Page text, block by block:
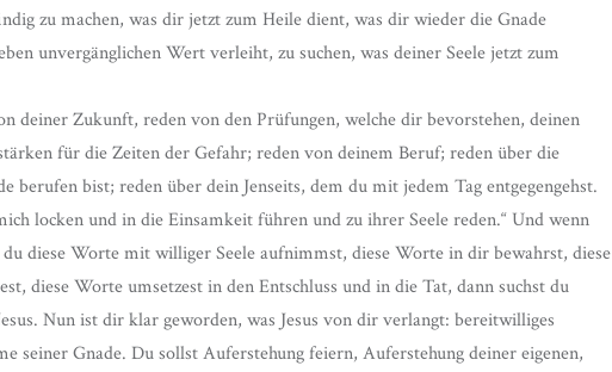
zu machen, was dir jetzt zum Heile dient, was dir wieder die Gnade
unvergänglichen Wert verleiht, zu suchen, was deiner Seele jetzt zum
deiner Zukunft, reden von den Prüfungen, welche dir bevorstehen, deinen
für die Zeiten der Gefahr; reden von deinem Beruf; reden über die
berufen bist; reden über dein Jenseits, dem du mit jedem Tag entgegengehst.
locken und in die Einsamkeit führen und zu ihrer Seele reden.“ Und wenn
diese Worte mit williger Seele aufnimmst, diese Worte in dir bewahrst, diese
diese Worte umsetzest in den Entschluss und in die Tat, dann suchst du
Nun ist dir klar geworden, was Jesus von dir verlangt: bereitwilliges
seiner Gnade. Du sollst Auferstehung feiern, Auferstehung deiner eigenen,